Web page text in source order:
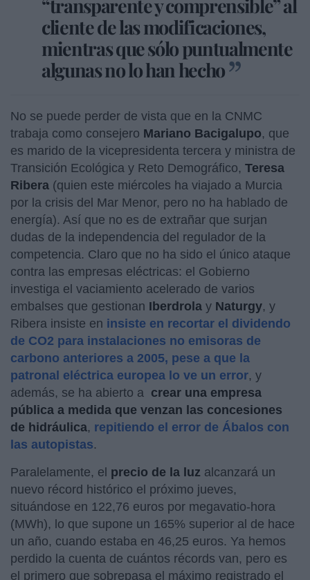
“transparente y comprensible” al
cliente de las modificaciones,
mientras que sólo puntualmente
algunas no lo han hecho
No se puede perder de vista que en la CNMC
trabaja como consejero Mariano Bacigalupo, que
es marido de la vicepresidenta tercera y ministra de
Transición Ecológica y Reto Demográfico, Teresa
Ribera (quien este miércoles ha viajado a Murcia
por la crisis del Mar Menor, pero no ha hablado de
energía). Así que no es de extrañar que surjan
dudas de la independencia del regulador de la
competencia. Claro que no ha sido el único ataque
contra las empresas eléctricas: el Gobierno
investiga el vaciamiento acelerado de varios
embalses que gestionan Iberdrola y Naturgy, y
Ribera insiste en insiste en recortar el dividendo
de CO2 para instalaciones no emisoras de
carbono anteriores a 2005, pese a que la
patronal eléctrica europea lo ve un error, y
además, se ha abierto a crear una empresa
pública a medida que venzan las concesiones
de hidráulica, repitiendo el error de Ábalos con
las autopistas.
Paralelamente, el precio de la luz alcanzará un
nuevo récord histórico el próximo jueves,
situándose en 122,76 euros por megavatio-hora
(MWh), lo que supone un 165% superior al de hace
un año, cuando estaba en 46,25 euros. Ya hemos
perdido la cuenta de cuántos récords van, pero es
el primero que sobrepasa el máximo registrado el